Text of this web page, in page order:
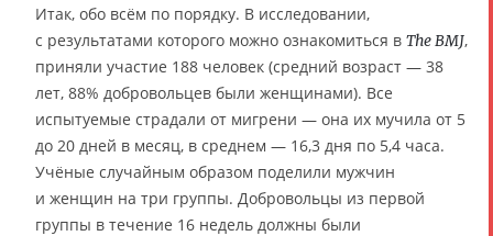
Итак, обо всём по порядку. В исследовании,
с результатами которого можно ознакомиться в The BMJ,
приняли участие 188 человек (средний возраст — 38
лет, 88% добровольцев были женщинами). Все
испытуемые страдали от мигрени — она их мучила от 5
до 20 дней в месяц, в среднем — 16,3 дня по 5,4 часа.
Учёные случайным образом поделили мужчин
и женщин на три группы. Добровольцы из первой
группы в течение 16 недель должны были